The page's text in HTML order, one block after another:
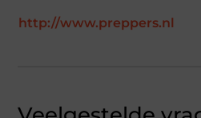
http://www.preppers.nl